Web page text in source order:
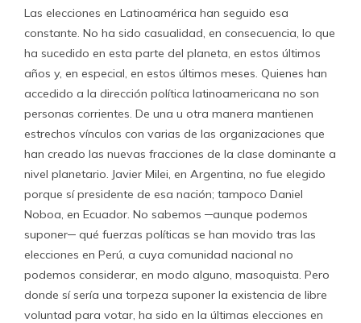
Las elecciones en Latinoamérica han seguido esa
constante. No ha sido casualidad, en consecuencia, lo que
ha sucedido en esta parte del planeta, en estos últimos
años y, en especial, en estos últimos meses. Quienes han
accedido a la dirección política latinoamericana no son
personas corrientes. De una u otra manera mantienen
estrechos vínculos con varias de las organizaciones que
han creado las nuevas fracciones de la clase dominante a
nivel planetario. Javier Milei, en Argentina, no fue elegido
porque sí presidente de esa nación; tampoco Daniel
Noboa, en Ecuador. No sabemos ─aunque podemos
suponer─ qué fuerzas políticas se han movido tras las
elecciones en Perú, a cuya comunidad nacional no
podemos considerar, en modo alguno, masoquista. Pero
donde sí sería una torpeza suponer la existencia de libre
voluntad para votar, ha sido en la últimas elecciones en